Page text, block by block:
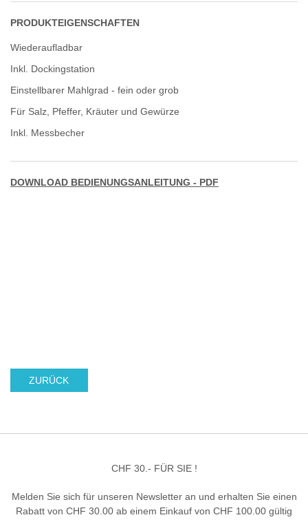
PRODUKTEIGENSCHAFTEN
Wiederaufladbar
Inkl. Dockingstation
Einstellbarer Mahlgrad - fein oder grob
Für Salz, Pfeffer, Kräuter und Gewürze
Inkl. Messbecher
DOWNLOAD BEDIENUNGSANLEITUNG - PDF
ZURÜCK
CHF 30.- FÜR SIE !
Melden Sie sich für unseren Newsletter an und erhalten Sie einen
Rabatt von CHF 30.00 ab einem Einkauf von CHF 100.00 gültig